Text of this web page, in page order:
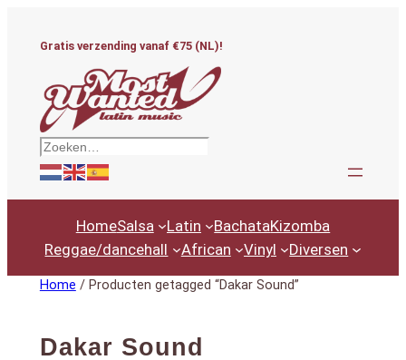
Gratis verzending vanaf €75 (NL)!
Zoeken
HomeSalsa Latin BachataKizomba
Reggae/dancehall
African Vinyl Diversen
Home / Producten getagged “Dakar Sound”
Dakar Sound